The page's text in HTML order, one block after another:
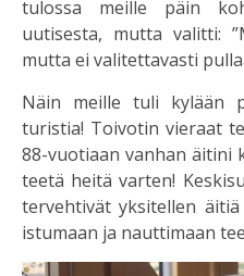
tulossa meille päin
uutisesta, mutta valitti:
mutta ei valitettavasti
Näin meille tuli kylään
turistia! Toivotin vieraat
88-vuotiaan vanhan äitini
teetä heitä varten!
tervehtivät yksitellen
istumaan ja nauttimaan